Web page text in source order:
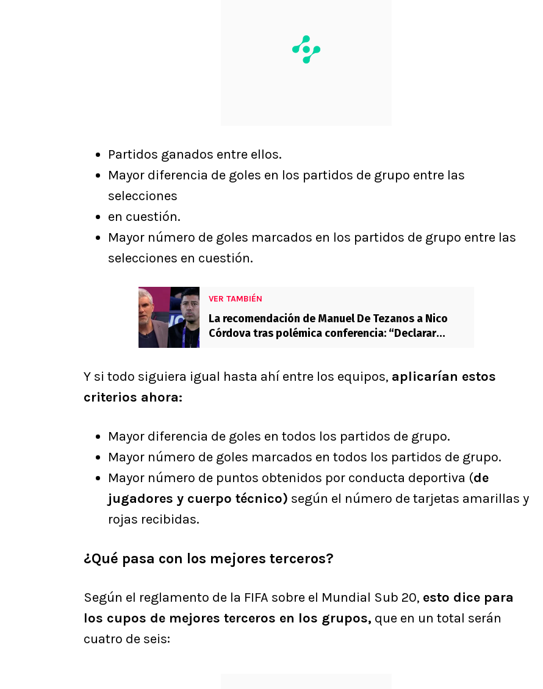
Partidos ganados entre ellos.
Mayor diferencia de goles en los partidos de grupo entre las
selecciones
en cuestión.
Mayor número de goles marcados en los partidos de grupo entre las
selecciones en cuestión.
VER TAMBIÉN
La recomendación de Manuel De Tezanos a Nico
Córdova tras polémica conferencia: “Declarar
Y si todo siguiera igual hasta ahí entre los equipos, aplicarían estos
criterios ahora:
Mayor diferencia de goles en todos los partidos de grupo.
Mayor número de goles marcados en todos los partidos de grupo.
Mayor número de puntos obtenidos por conducta deportiva (de
jugadores y cuerpo técnico) según el número de tarjetas amarillas y
rojas recibidas.
¿Qué pasa con los mejores terceros?
Según el reglamento de la FIFA sobre el Mundial Sub 20, esto dice para
los cupos de mejores terceros en los grupos, que en un total serán
cuatro de seis: